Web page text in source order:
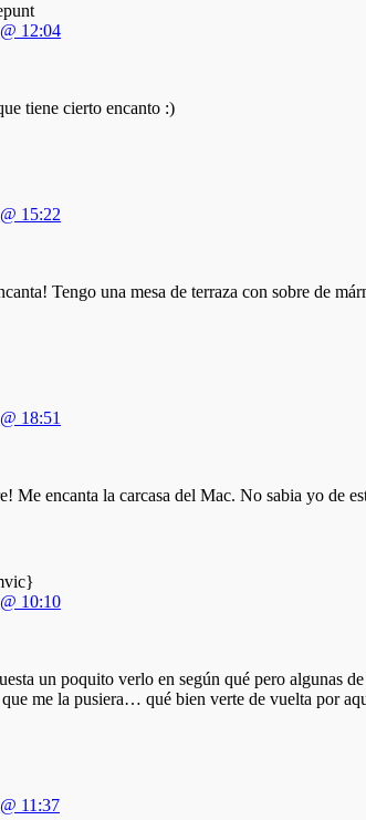
12:04
tiene cierto encanto :)
15:22
Tengo una mesa de terraza con sobre de
18:51
Me encanta la carcasa del Mac. No sabia yo de
10:10
un poquito verlo en según qué pero algunas
que me la pusiera… qué bien verte de vuelta por
11:37